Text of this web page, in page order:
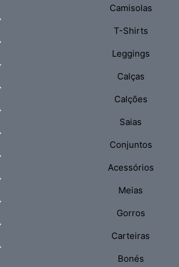
Camisolas
T-Shirts
Leggings
Calças
Calções
Saias
Conjuntos
Acessórios
Meias
Gorros
Carteiras
Bonés